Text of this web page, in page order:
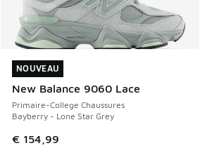
NOUVEAU
New Balance 9060 Lace
Primaire-College Chaussures
Bayberry - Lone Star Grey
€ 154,99
NOUVEAU